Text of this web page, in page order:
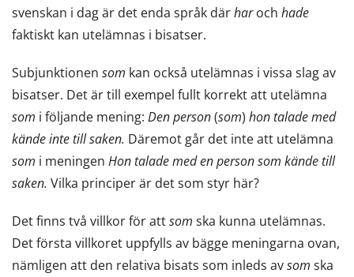
svenskan i dag är det enda språk därharoch hade
faktiskt kan utelämnas i bisatser.
Subjunktionen som kan också utelämnas i vissa slag av
bisatser. Det är till exempel fullt korrekt att utelämna
som i följande mening: Den person(som) hon talade med
kände inte till saken. Däremot går det inte att utelämna
som i meningen Hon talade med en person som kände till
saken. Vilka principer är det som styr här?
Det finns två villkor för attsom ska kunna utelämnas.
Det första villkoret uppfylls av bägge meningarna ovan,
nämligen att den relativa bisats som inleds avsom ska